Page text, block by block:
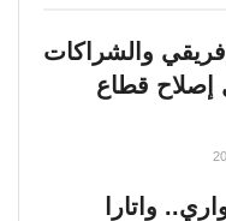
والشراكات
قطاع
واتارا